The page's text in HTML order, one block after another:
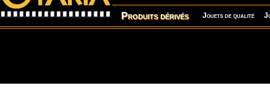
Produits dérivés Jouets de qualité